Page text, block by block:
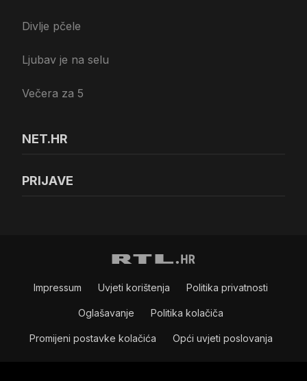
Divlje pčele
Ljubav je na selu
Večera za 5
NET.HR
PRIJAVE
Impressum Uvjeti korištenja Politika privatnosti
Oglašavanje Politika kolačiča
Promijeni postavke kolačića Opći uvjeti poslovanja